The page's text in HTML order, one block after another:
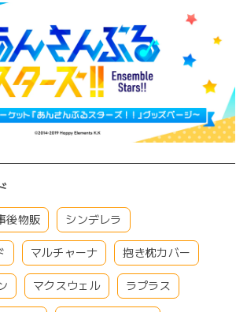
後物販 シンデレラ
マルチャーナ 抱き枕カバー
マクスウェル ラプラス